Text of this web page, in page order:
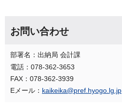
お問い合わせ
部署名：出納局 会計課
電話：078-362-3653
FAX：078-362-3939
Eメール： kaikeika@pref.hyogo.lg.jp